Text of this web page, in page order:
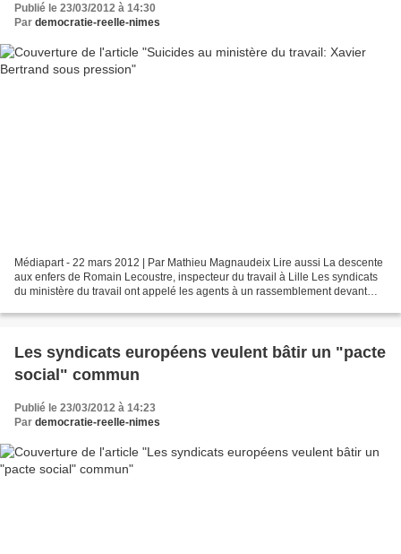
Publié le 23/03/2012 à 14:30
Par democratie-reelle-nimes
Médiapart - 22 mars 2012 | Par Mathieu Magnaudeix Lire aussi La descente
aux enfers de Romain Lecoustre, inspecteur du travail à Lille Les syndicats
du ministère du travail ont appelé les agents à un rassemblement devant
Les syndicats européens veulent bâtir un "pacte
social" commun
Publié le 23/03/2012 à 14:23
Par democratie-reelle-nimes